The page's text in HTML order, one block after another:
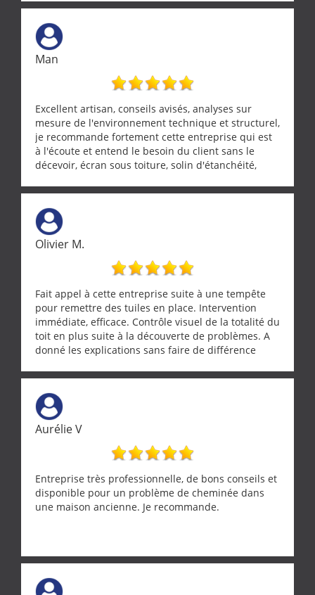
tourterelle et s’est ensuite patiemment occupé de
l’oiseau jusqu’à ce qu’il reprenne ses esprits et
puisse s’envoler. Après quoi il a procédé au
ramonage de notre insert avec dextérité et une
grande propreté, nous gratifiant également de
nombreux conseils concernant d’autres sujets. Un
entrepreneur comme on souhaite en rencontrer.
Encore un grand merci à lui.
Man
Excellent artisan, conseils avisés, analyses sur
mesure de l'environnement technique et structurel,
je recommande fortement cette entreprise qui est
à l'écoute et entend le besoin du client sans le
décevoir, écran sous toiture, solin d'étanchéité,
récupérateur d'eau, tout a été parfaitement mis en
œuvre sans besoin d'y revenir. confiance assurée.
Olivier M.
Fait appel à cette entreprise suite à une tempête
pour remettre des tuiles en place. Intervention
immédiate, efficace. Contrôle visuel de la totalité du
toit en plus suite à la découverte de problèmes. A
donné les explications sans faire de différence
Aurélie V
Entreprise très professionnelle, de bons conseils et
disponible pour un problème de cheminée dans
une maison ancienne. Je recommande.